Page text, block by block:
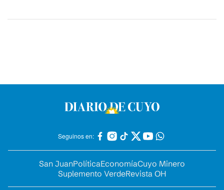
Seguinos en:
San JuanPolíticaEconomíaCuyo Minero
Suplemento VerdeRevista OH